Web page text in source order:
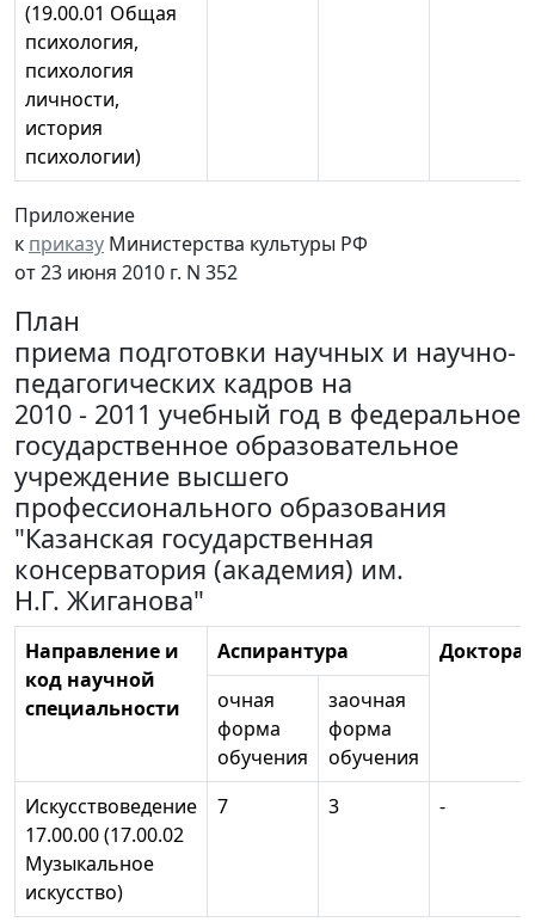
(19.00.01 Общая
психология,
психология
личности,
история
психологии)
Приложение
к приказу Министерства культуры РФ
от 23 июня 2010 г. N 352
План
приема подготовки научных и научно-
педагогических кадров на
2010 - 2011 учебный год в федеральное
государственное образовательное
учреждение высшего
профессионального образования
"Казанская государственная
консерватория (академия) им.
Н.Г. Жиганова"
Направление и
код научной
специальности
Аспирантура
очная
форма
обучения
заочная
форма
обучения
Искусствоведение
17.00.00 (17.00.02
Музыкальное
искусство)
7 3 -